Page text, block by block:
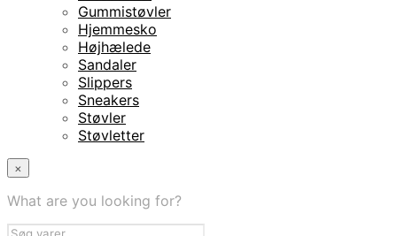
Gummistøvler
Hjemmesko
Højhælede
Sandaler
Slippers
Sneakers
Støvler
Støvletter
×
What are you looking for?